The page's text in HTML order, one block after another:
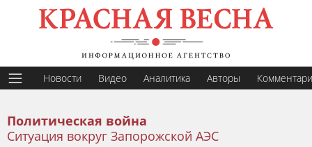
Новости Видео Аналитика Авторы
Политическая война
Ситуация вокруг Запорожской АЭС